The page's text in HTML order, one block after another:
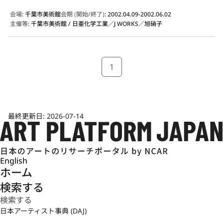
会場:千葉市美術館会期 (開始/終了):2002.04.09-2002.06.02
主催等:千葉市美術館 / 日亜化学工業／J WORKS／旭硝子
1
最終更新日: 2026-07-14
English
ホーム
検索する
日本アーティスト事典 (DAJ)